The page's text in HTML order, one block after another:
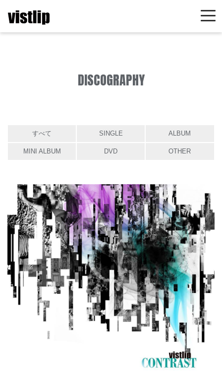
DISCOGRAPHY
すべて SINGLE ALBUM
MINI ALBUM DVD OTHER